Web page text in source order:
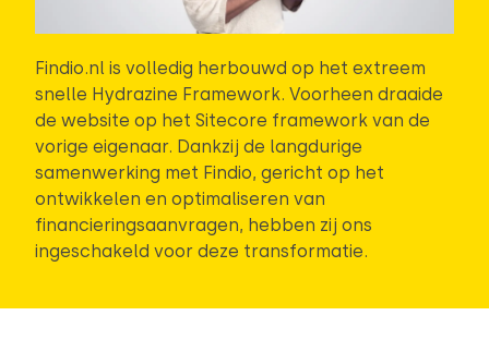
Findio.nl is volledig herbouwd op het extreem
snelle Hydrazine Framework. Voorheen draaide
de website op het Sitecore framework van de
vorige eigenaar. Dankzij de langdurige
samenwerking met Findio, gericht op het
ontwikkelen en optimaliseren van
financieringsaanvragen, hebben zij ons
ingeschakeld voor deze transformatie.